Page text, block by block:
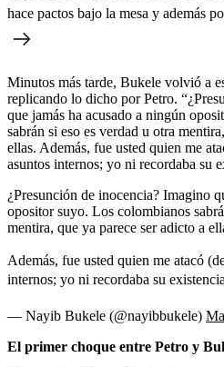
hace pactos bajo la mesa y además
Minutos más tarde, Bukele volvió a
replicando lo dicho por Petro.
que jamás ha acusado a ningún
sabrán si eso es verdad u otra
ellas. Además, fue usted quien me
asuntos internos; yo ni recordaba su
¿Presunción de inocencia? Imagino
opositor suyo. Los colombianos
mentira, que ya parece ser adicto a
Además, fue usted quien me atacó
internos; yo ni recordaba su
— Nayib Bukele (@nayibbukele)
El primer choque entre Petro y